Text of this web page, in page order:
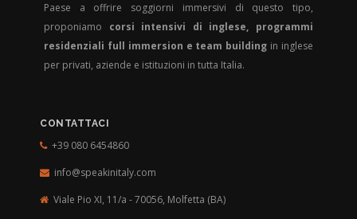
Paese a offrire soggiorni immersivi di questo tipo,
proponiamo corsi intensivi di inglese, programmi
residenziali full immersion e team building in inglese
per privati, aziende e istituzioni in tutta Italia.
CONTATTACI
+39 080 6454860
info@speakinitaly.com
Viale Pio XI, 11/a - 70056, Molfetta (BA)